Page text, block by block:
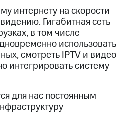
интернету на скорости
Гигабитная сеть
в том числе
использовать
смотреть IPTV и видео
интегрировать систему
для нас постоянным